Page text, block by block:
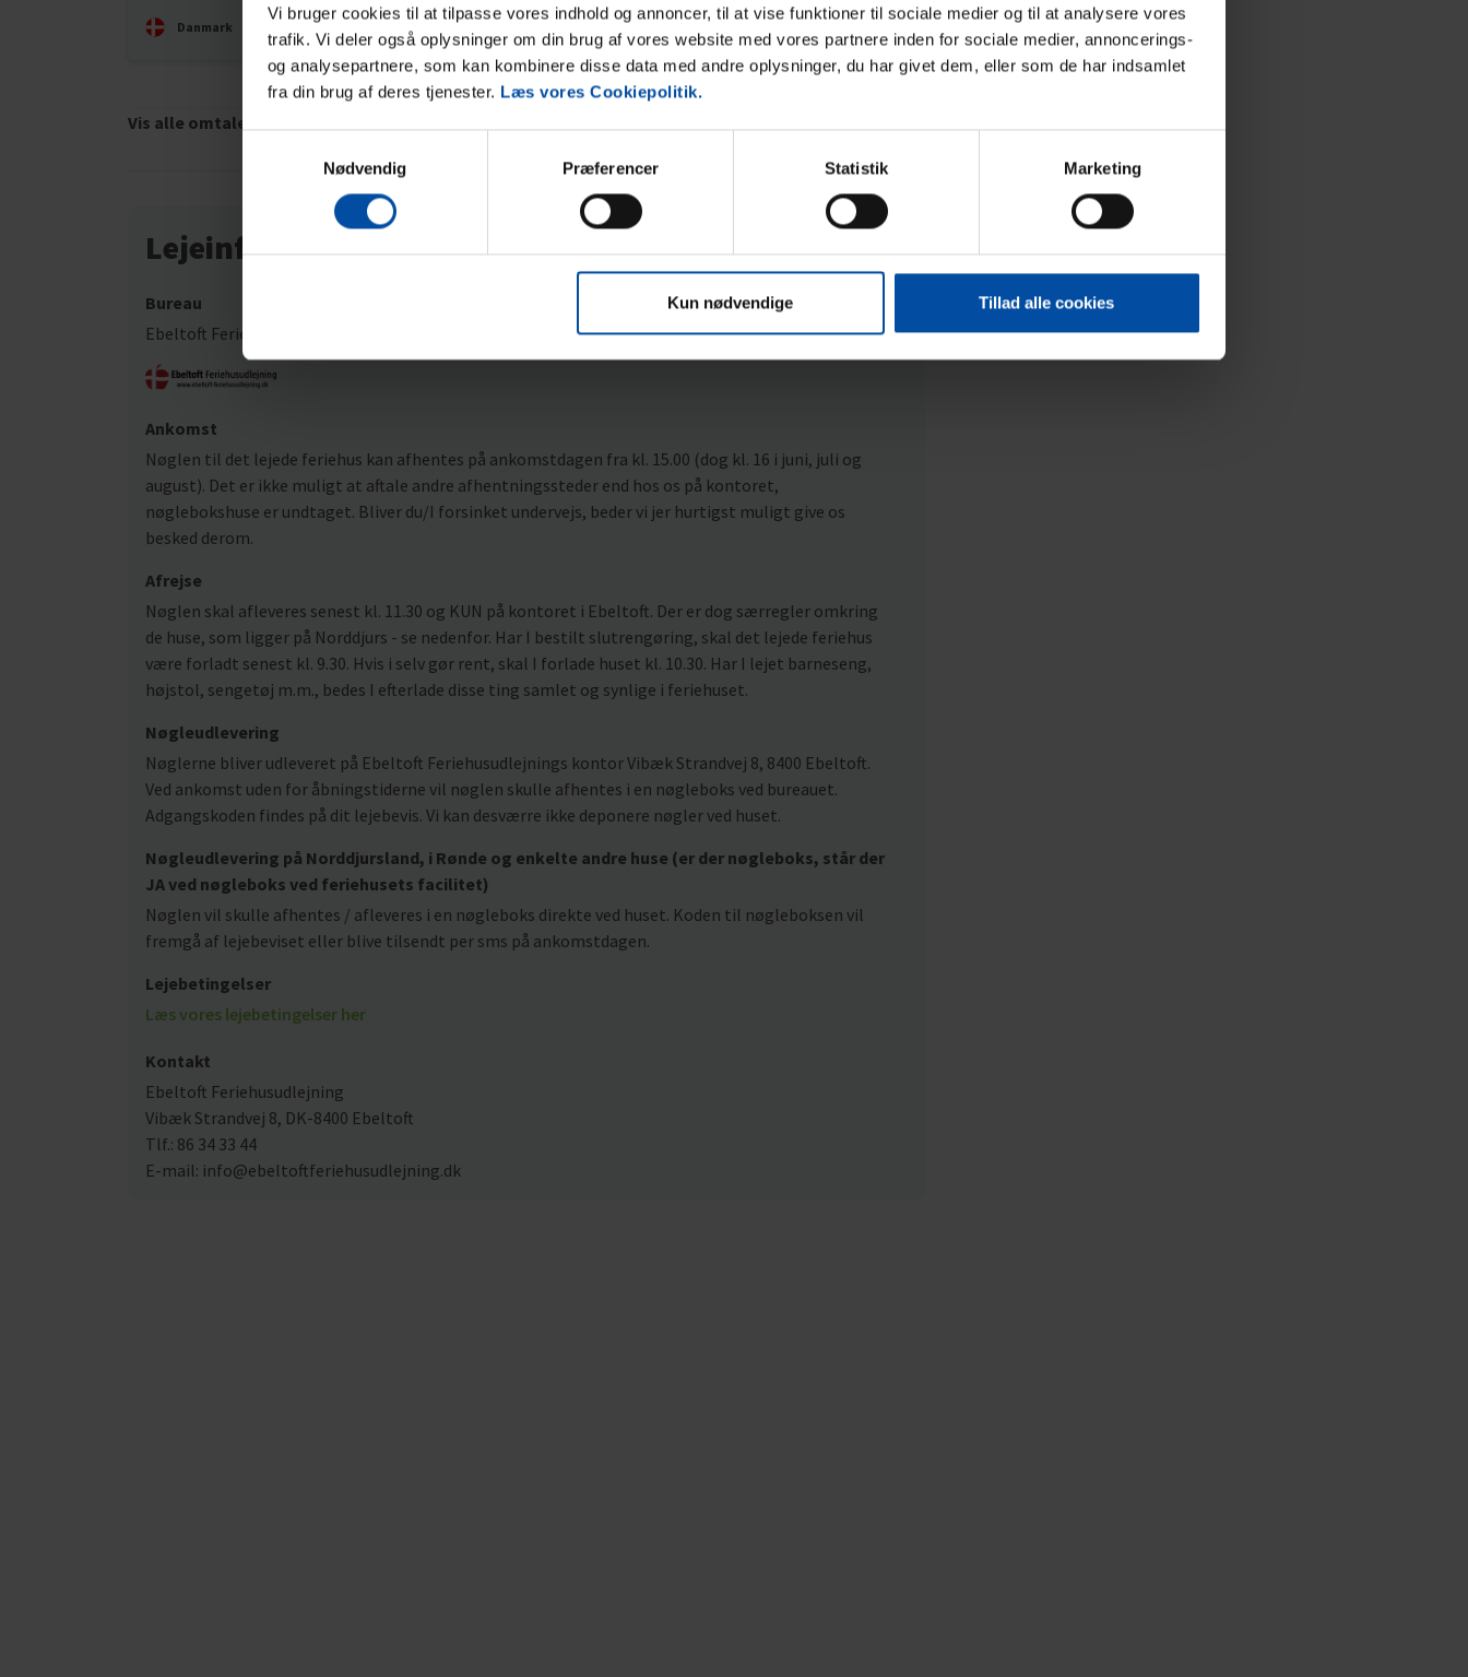
Vi bruger cookies til at tilpasse vores indhold og annoncer, til at vise funktioner til sociale medier og til at analysere vores
trafik. Vi deler også oplysninger om din brug af vores website med vores partnere inden for sociale medier, annoncerings-
og analysepartnere, som kan kombinere disse data med andre oplysninger, du har givet dem, eller som de har indsamlet
fra din brug af deres tjenester. Læs vores Cookiepolitik.
Nødvendig
Præferencer Statistik Marketing
Kun nødvendige Tillad alle cookies
Danmark
faciliteter, god stand - ideel til afslapning.
Tyskland Vis original kommentar
Vis alle omtaler
Lejeinformation
Bureau
Ebeltoft Feriehusudlejning
Ankomst
Nøglen til det lejede feriehus kan afhentes på ankomstdagen fra kl. 15.00 (dog kl. 16 i juni, juli og
august). Det er ikke muligt at aftale andre afhentningssteder end hos os på kontoret,
nøglebokshuse er undtaget. Bliver du/I forsinket undervejs, beder vi jer hurtigst muligt give os
besked derom.
Afrejse
Nøglen skal afleveres senest kl. 11.30 og KUN på kontoret i Ebeltoft. Der er dog særregler omkring
de huse, som ligger på Norddjurs - se nedenfor. Har I bestilt slutrengøring, skal det lejede feriehus
være forladt senest kl. 9.30. Hvis i selv gør rent, skal I forlade huset kl. 10.30. Har I lejet barneseng,
højstol, sengetøj m.m., bedes I efterlade disse ting samlet og synlige i feriehuset.
Nøgleudlevering
Nøglerne bliver udleveret på Ebeltoft Feriehusudlejnings kontor Vibæk Strandvej 8, 8400 Ebeltoft.
Ved ankomst uden for åbningstiderne vil nøglen skulle afhentes i en nøgleboks ved bureauet.
Adgangskoden findes på dit lejebevis. Vi kan desværre ikke deponere nøgler ved huset.
Nøgleudlevering på Norddjursland, i Rønde og enkelte andre huse (er der nøgleboks, står der
JA ved nøgleboks ved feriehusets facilitet)
Nøglen vil skulle afhentes / afleveres i en nøgleboks direkte ved huset. Koden til nøgleboksen vil
fremgå af lejebeviset eller blive tilsendt per sms på ankomstdagen.
Lejebetingelser
Læs vores lejebetingelser her
Kontakt
Ebeltoft Feriehusudlejning
Vibæk Strandvej 8, DK-8400 Ebeltoft
Tlf.: 86 34 33 44
E-mail: info@ebeltoftferiehusudlejning.dk